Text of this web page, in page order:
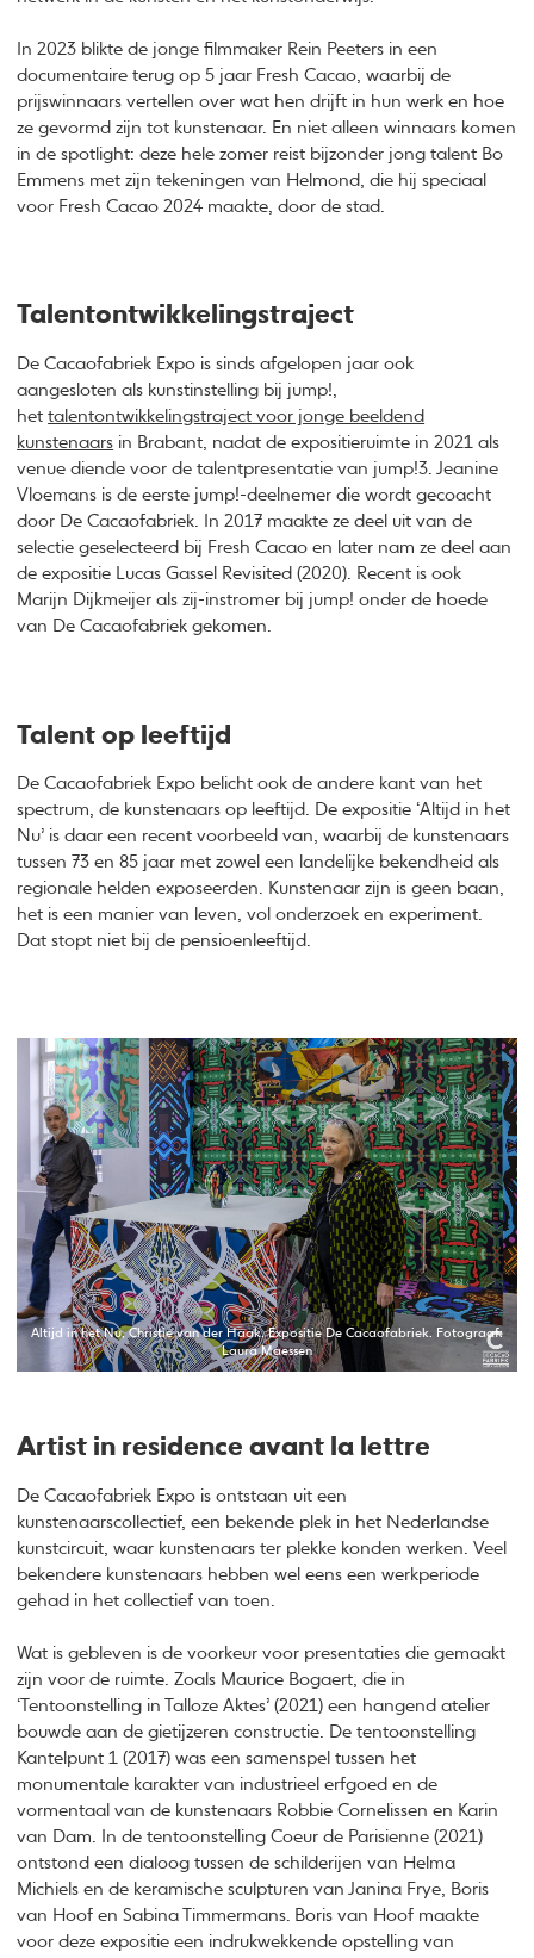
In 2023 blikte de jonge filmmaker Rein Peeters in een
documentaire terug op 5 jaar Fresh Cacao, waarbij de
prijswinnaars vertellen over wat hen drijft in hun werk en hoe
ze gevormd zijn tot kunstenaar. En niet alleen winnaars komen
in de spotlight: deze hele zomer reist bijzonder jong talent Bo
Emmens met zijn tekeningen van Helmond, die hij speciaal
voor Fresh Cacao 2024 maakte, door de stad.
Talentontwikkelingstraject
De Cacaofabriek Expo is sinds afgelopen jaar ook
aangesloten als kunstinstelling bij jump!,
hettalentontwikkelingstraject voor jonge beeldend
kunstenaars in Brabant, nadat de expositieruimte in 2021 als
venue diende voor de talentpresentatie van jump!3. Jeanine
Vloemans is de eerste jump!-deelnemer die wordt gecoacht
door De Cacaofabriek. In 2017 maakte ze deel uit van de
selectie geselecteerd bij Fresh Cacao en later nam ze deel aan
de expositie Lucas Gassel Revisited (2020). Recent is ook
Marijn Dijkmeijer als zij-instromer bij jump! onder de hoede
van De Cacaofabriek gekomen.
Talent op leeftijd
De Cacaofabriek Expo belicht ook de andere kant van het
spectrum, de kunstenaars op leeftijd. De expositie ‘Altijd in het
Nu’ is daar een recent voorbeeld van, waarbij de kunstenaars
tussen 73 en 85 jaar met zowel een landelijke bekendheid als
regionale helden exposeerden. Kunstenaar zijn is geen baan,
het is een manier van leven, vol onderzoek en experiment.
Dat stopt niet bij de pensioenleeftijd.
Altijd in het Nu, Christie van der Haak. Expositie De Cacaofabriek. Fotograaf:
Laura Maessen
Artist in residence avant la lettre
De Cacaofabriek Expo is ontstaan uit een
kunstenaarscollectief, een bekende plek in het Nederlandse
kunstcircuit, waar kunstenaars ter plekke konden werken. Veel
bekendere kunstenaars hebben wel eens een werkperiode
gehad in het collectief van toen.
Wat is gebleven is de voorkeur voor presentaties die gemaakt
zijn voor de ruimte. Zoals Maurice Bogaert, die in
‘Tentoonstelling in Talloze Aktes’ (2021) een hangend atelier
bouwde aan de gietijzeren constructie. De tentoonstelling
Kantelpunt 1 (2017) was een samenspel tussen het
monumentale karakter van industrieel erfgoed en de
vormentaal van de kunstenaars Robbie Cornelissen en Karin
van Dam. In de tentoonstelling Coeur de Parisienne (2021)
ontstond een dialoog tussen de schilderijen van Helma
Michiels en de keramische sculpturen van Janina Frye, Boris
van Hoof en Sabina Timmermans. Boris van Hoof maakte
voor deze expositie een indrukwekkende opstelling van